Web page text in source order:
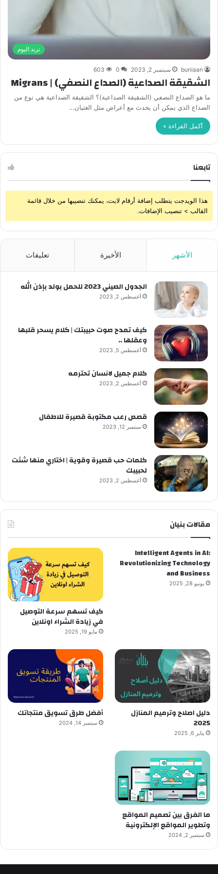
ترند اليوم
buniaan سبتمبر 2, 2023 0
603
الشقيقة الصداعية (الصداع النصفي) | Migrans
ما هو الصداع النصفي (الشقيقة الصداعية)؟ الشقيقة الصداعية هي نوع من
الصداع الذي يمكن أن يحدث مع أعراض مثل الغثيان…
أكمل القراءة »
تابعنا
هذا الويدجت يتطلب إضافة أرقام لايت، يمكنك تنصيبها من خلال قائمة
القالب > تنصيب الإضافات.
الأشهر الأخيرة تعليقات
الجدول الصيني 2023 للحمل بولد بإذن الله
أغسطس 2, 2023
كيف تمدح صوت حبيبتك | كلام يسحر قلبها
وعقلها ..
أغسطس 5, 2023
كلام جميل لانسان تحترمه
أغسطس 2, 2023
قصص رعب مكتوبة قصيرة للاطفال
سبتمبر 12, 2023
كلمات حب قصيرة وقوية | اختاري منها شئت
لحبيبك
أغسطس 2, 2023
مقالات بنيان
Intelligent Agents in AI:
Revolutionizing Technology
and Business
يونيو 28, 2025
كيف تسهم سرعة التوصيل
في زيادة الشراء اونلاين
مايو 19, 2025
دليل اصلاح وترميم المنازل
2025
يناير 6, 2025
أفضل طرق تسويق منتجاتك
سبتمبر 14, 2024
ما الفرق بين تصميم المواقع
وتطوير المواقع الإلكترونية
سبتمبر 2, 2024